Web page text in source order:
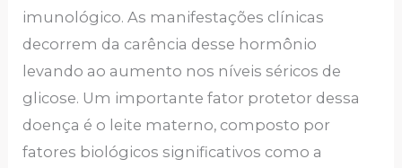
imunológico. As manifestações clínicas
decorrem da carência desse hormônio
levando ao aumento nos níveis séricos de
glicose. Um importante fator protetor dessa
doença é o leite materno, composto por
fatores biológicos significativos como a